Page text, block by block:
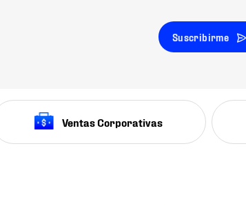
Suscribirme
Ventas Corporativas